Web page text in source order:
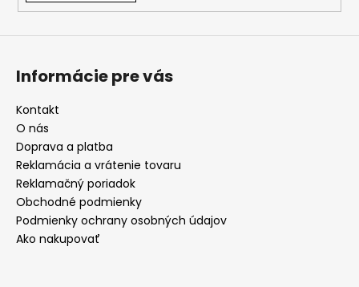
Informácie pre vás
Kontakt
O nás
Doprava a platba
Reklamácia a vrátenie tovaru
Reklamačný poriadok
Obchodné podmienky
Podmienky ochrany osobných údajov
Ako nakupovať